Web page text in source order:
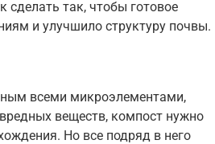
сделать так, чтобы готовое
и улучшило структуру почвы.
всеми микроэлементами,
веществ, компост нужно
Но все подряд в него